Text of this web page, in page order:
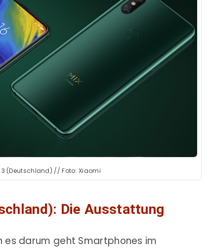
3 (Deutschland) // Foto: Xiaomi
Die Ausstattung
es darum geht Smartphones im